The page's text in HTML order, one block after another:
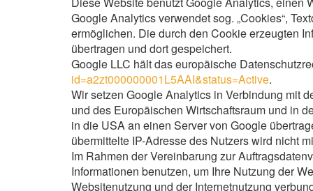
Google Analytics verwendet sog. „Cookies“,
ermöglichen. Die durch den Cookie erzeugten
übertragen und dort gespeichert.
Google LLC hält das europäische
id=a2zt000000001L5AAI&status=Active.
Wir setzen Google Analytics in Verbindung mit
und des Europäischen Wirtschaftsraum und in
in die USA an einen Server von Google
übermittelte IP-Adresse des Nutzers wird nicht
Im Rahmen der Vereinbarung zur
Informationen benutzen, um Ihre Nutzung der
Websitenutzung und der Internetnutzung